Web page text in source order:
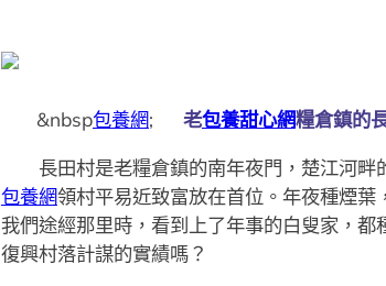
&nbsp包養網; 老包養甜心網糧倉鎮的
長田村是老糧倉鎮的南年夜門，楚江河畔
包養網領村平易近致富放在首位。年夜種煙葉
我們途經那里時，看到上了年事的白叟家，
復興村落計謀的實績嗎？